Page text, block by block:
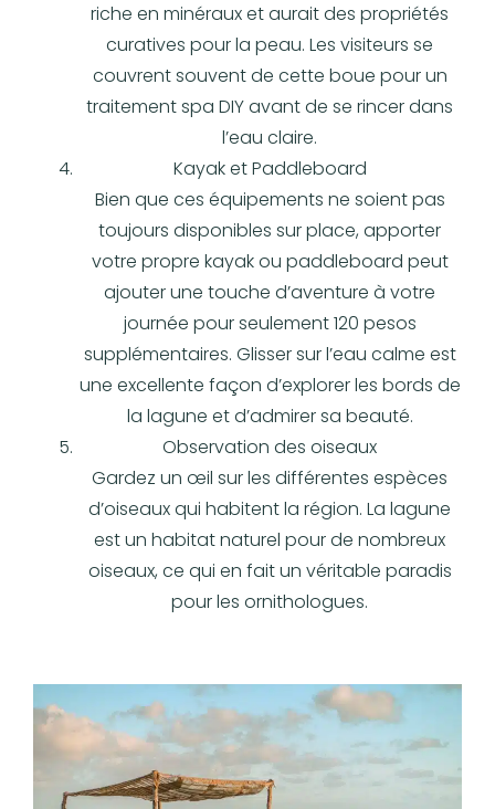
riche en minéraux et aurait des propriétés
curatives pour la peau. Les visiteurs se
couvrent souvent de cette boue pour un
traitement spa DIY avant de se rincer dans
l’eau claire.
Kayak et Paddleboard
Bien que ces équipements ne soient pas
toujours disponibles sur place, apporter
votre propre kayak ou paddleboard peut
ajouter une touche d’aventure à votre
journée pour seulement 120 pesos
supplémentaires. Glisser sur l’eau calme est
une excellente façon d’explorer les bords de
la lagune et d’admirer sa beauté.
Observation des oiseaux
Gardez un œil sur les différentes espèces
d’oiseaux qui habitent la région. La lagune
est un habitat naturel pour de nombreux
oiseaux, ce qui en fait un véritable paradis
pour les ornithologues.